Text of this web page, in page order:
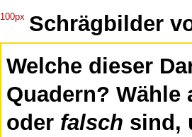
100px Schrägbilder
Welche dieser
Quadern?
oder falsch sind,